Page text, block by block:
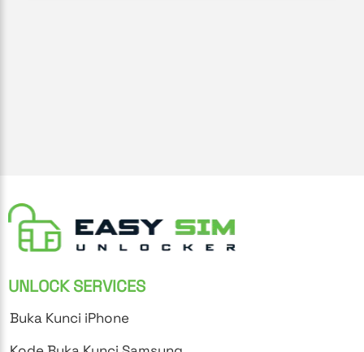
UNLOCK SERVICES
Buka Kunci iPhone